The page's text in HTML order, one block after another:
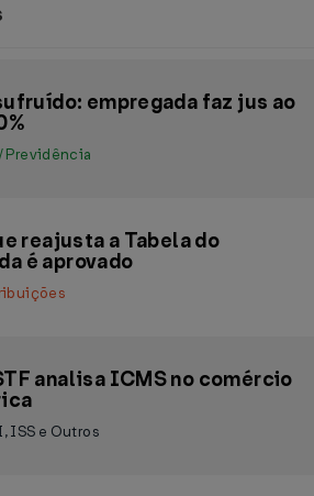
empregada faz jus ao
Previdência
reajusta a Tabela do
é aprovado
analisa ICMS no comércio
ISS e Outros